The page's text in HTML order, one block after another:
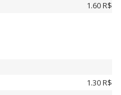
1.60 R$
1.30 R$